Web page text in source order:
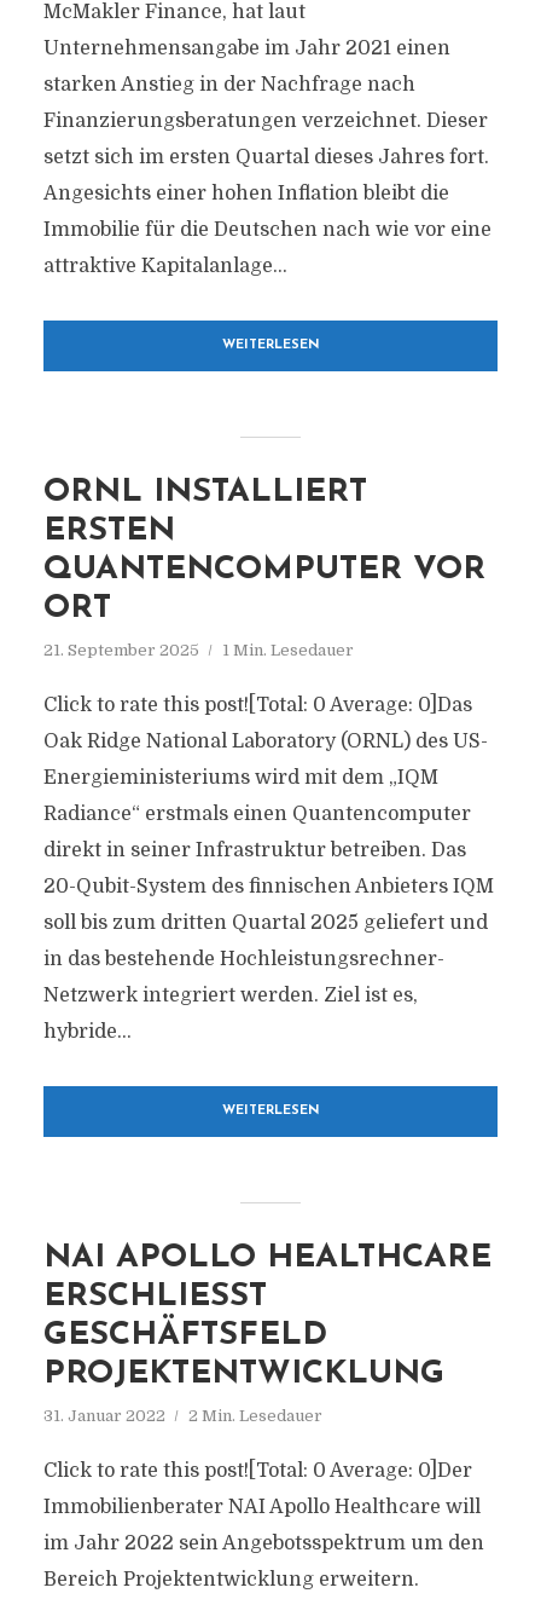
McMakler Finance, hat laut
Unternehmensangabe im Jahr 2021 einen
starken Anstieg in der Nachfrage nach
Finanzierungsberatungen verzeichnet. Dieser
setzt sich im ersten Quartal dieses Jahres fort.
Angesichts einer hohen Inflation bleibt die
Immobilie für die Deutschen nach wie vor eine
attraktive Kapitalanlage...
WEITERLESEN
ORNL INSTALLIERT
ERSTEN
QUANTENCOMPUTER VOR
ORT
21. September 2025 1 Min. Lesedauer
Click to rate this post![Total: 0 Average: 0]Das
Oak Ridge National Laboratory (ORNL) des US-
Energieministeriums wird mit dem „IQM
Radiance“ erstmals einen Quantencomputer
direkt in seiner Infrastruktur betreiben. Das
20-Qubit-System des finnischen Anbieters IQM
soll bis zum dritten Quartal 2025 geliefert und
in das bestehende Hochleistungsrechner-
Netzwerk integriert werden. Ziel ist es,
hybride...
WEITERLESEN
NAI APOLLO HEALTHCARE
ERSCHLIESST G
ESCHÄFTSFELD P
ROJEKTENTWICKLUNG
31. Januar 2022 2 Min. Lesedauer
Click to rate this post![Total: 0 Average: 0]Der
Immobilienberater NAI Apollo Healthcare will
im Jahr 2022 sein Angebotsspektrum um den
Bereich Projektentwicklung erweitern.